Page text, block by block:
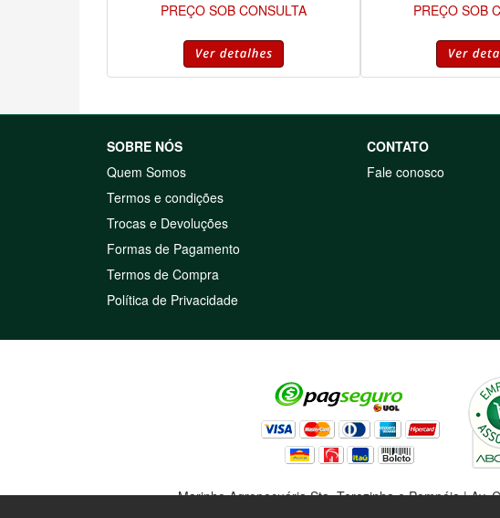
PREÇO SOB CONSULTA PREÇO SOB
SOBRE NÓS
Quem Somos
Termos e condições
Trocas e Devoluções
Formas de Pagamento
Termos de Compra
Política de Privacidade
CONTATO
Fale conosco
Marinho Agropecuária Sta. Terezinha e Pompéia | Av.